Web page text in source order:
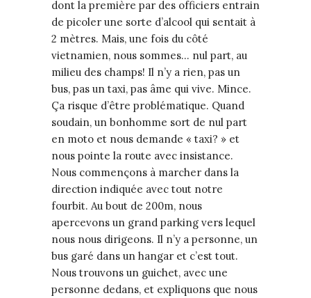
dont la première par des officiers entrain
de picoler une sorte d’alcool qui sentait à
2 mètres. Mais, une fois du côté
vietnamien, nous sommes… nul part, au
milieu des champs! Il n’y a rien, pas un
bus, pas un taxi, pas âme qui vive. Mince.
Ça risque d’être problématique. Quand
soudain, un bonhomme sort de nul part
en moto et nous demande « taxi? » et
nous pointe la route avec insistance.
Nous commençons à marcher dans la
direction indiquée avec tout notre
fourbit. Au bout de 200m, nous
apercevons un grand parking vers lequel
nous nous dirigeons. Il n’y a personne, un
bus garé dans un hangar et c’est tout.
Nous trouvons un guichet, avec une
personne dedans, et expliquons que nous